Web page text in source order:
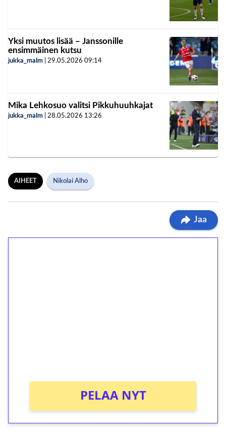
Yksi muutos lisää – Janssonille
ensimmäinen kutsu
jukka_malm 29.05.2026 09:14
Mika Lehkosuo valitsi Pikkuhuuhkajat
jukka_malm 28.05.2026 13:26
AIHEET Nikolai Alho
Jaa
PELAA NYT